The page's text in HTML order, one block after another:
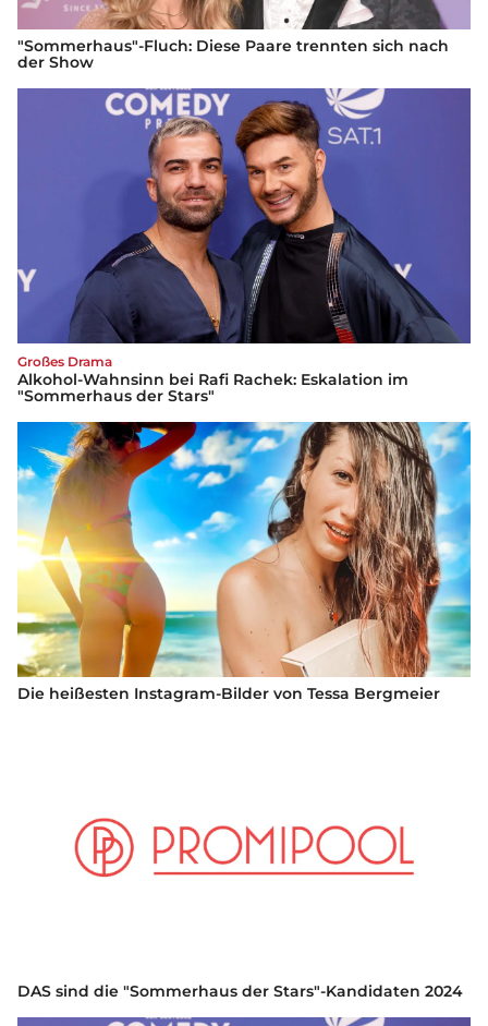
"Sommerhaus"-Fluch: Diese Paare trennten sich nach
der Show
Großes Drama
Alkohol-Wahnsinn bei Rafi Rachek: Eskalation im
"Sommerhaus der Stars"
Die heißesten Instagram-Bilder von Tessa Bergmeier
DAS sind die "Sommerhaus der Stars"-Kandidaten 2024